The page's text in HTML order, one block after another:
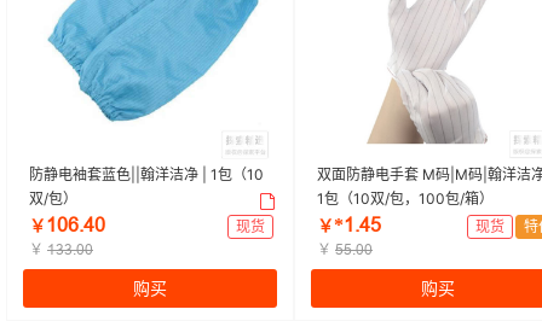
防静电袖套蓝色||翰洋洁净 | 1包（10
双/包）
￥ Ǵŕąšțŕ
现货
￥ Ǵľľšŕŕ
购买
双面防静电手套 M码|M码|翰洋洁
1包（10双/包，100包/箱）
￥*ǴšțŲ 特
现货
￥ ŲŲšŕŕ
购买